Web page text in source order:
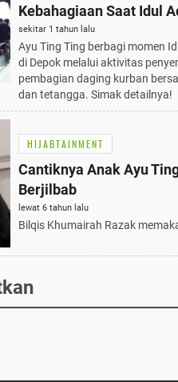
Kebahagiaan Saat Idul
di Depok: 10 Momen
Menginspirasi
sekitar 1 tahun lalu
Ayu Ting Ting berbagi momen
di Depok melalui aktivitas
pembagian daging kurban
dan tetangga. Simak detailnya!
HIJABTAINMENT
Cantiknya Anak Ayu
Berjilbab
lewat 6 tahun lalu
Bilqis Khumairah Razak